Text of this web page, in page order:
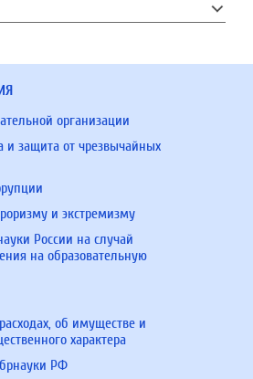
организации
и защита от чрезвычайных
и экстремизму
России на случай
на образовательную
об имуществе и
характера
РФ